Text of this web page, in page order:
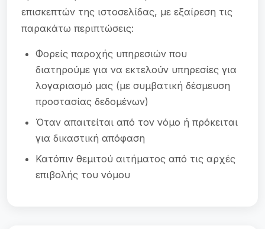
επισκεπτών της ιστοσελίδας, με εξαίρεση τις
παρακάτω περιπτώσεις:
Φορείς παροχής υπηρεσιών που
διατηρούμε για να εκτελούν υπηρεσίες για
λογαριασμό μας (με συμβατική δέσμευση
προστασίας δεδομένων)
Όταν απαιτείται από τον νόμο ή πρόκειται
για δικαστική απόφαση
Κατόπιν θεμιτού αιτήματος από τις αρχές
επιβολής του νόμου